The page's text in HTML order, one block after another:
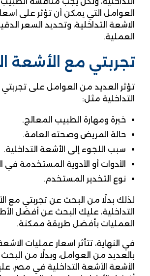
العوامل التي يمكن أن تؤثر على
الاشعة التداخلية، وتحديد السعر
العملية.
تجربتي مع الأشعة
تؤثر العديد من العوامل على
التداخلية مثل:
خبرة ومهارة الطبيب المعالج.
حالة المريض وصحته العامة.
سبب اللجوء إلى الأشعة التداخلية.
الأدوات أو الأدوية المستخدمة في
نوع التخدير المستخدم.
لذلك بدلًا من البحث عن تجربتي مع
التداخلية، عليك البحث عن أفضل
العمليات بأفضل طريقة ممكنة.
في النهاية، تتأثر اسعار عمليات
بالعديد من العوامل، وبدلًا من
الأشعة الأشعة التداخلية في مصر،